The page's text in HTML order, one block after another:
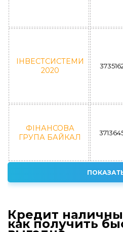
ІНВЕСТСИСТЕМИ
2020
ФІНАНСОВА
ГРУПА БАЙКАЛ
Кредит
как получить